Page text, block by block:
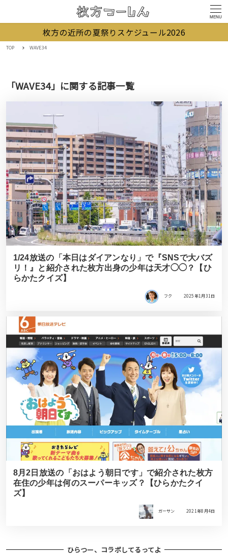
MENU
枚方の近所の夏祭りスケジュール2026
TOP WAVE34
「WAVE34」に関する記事一覧
1/24放送の「本日はダイアンなり」で『SNSで大バズ
リ！』と紹介された枚方出身の少年は天才◯◯？【ひ
らかたクイズ】
フク 2025年1月31日
8月2日放送の「おはよう朝日です」で紹介された枚方
在住の少年は何のスーパーキッズ？【ひらかたクイ
ズ】
ガーサン 2021年8月4日
ひらつー、コラボしてるってよ